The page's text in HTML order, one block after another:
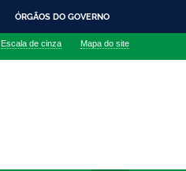
ÓRGÃOS DO GOVERNO
Escala de cinza Mapa do site